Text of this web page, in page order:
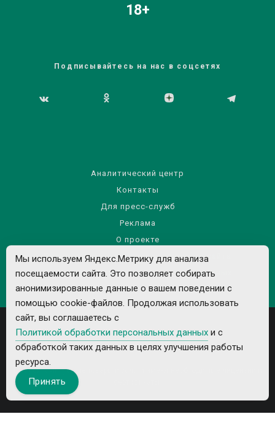
18+
Подписывайтесь на нас в соцсетях
Аналитический центр
Контакты
Для пресс-служб
Реклама
О проекте
Правила использования материалов сайта
Политика обработки персональных данных
Все рекламируемые товары и услуги имеют необходимые лицензии и
Мы используем Яндекс.Метрику для анализа
посещаемости сайта. Это позволяет собирать
анонимизированные данные о вашем поведении с
помощью cookie-файлов. Продолжая использовать
сайт, вы соглашаетесь с
Политикой обработки персональных данных и с
обработкой таких данных в целях улучшения работы
ресурса.
Принять